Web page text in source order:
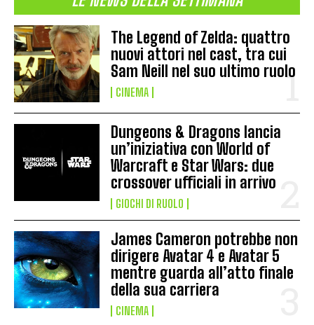
The Legend of Zelda: quattro
nuovi attori nel cast, tra cui
Sam Neill nel suo ultimo ruolo
CINEMA
Dungeons & Dragons lancia
un’iniziativa con World of
Warcraft e Star Wars: due
crossover ufficiali in arrivo
GIOCHI DI RUOLO
James Cameron potrebbe non
dirigere Avatar 4 e Avatar 5
mentre guarda all’atto finale
della sua carriera
CINEMA